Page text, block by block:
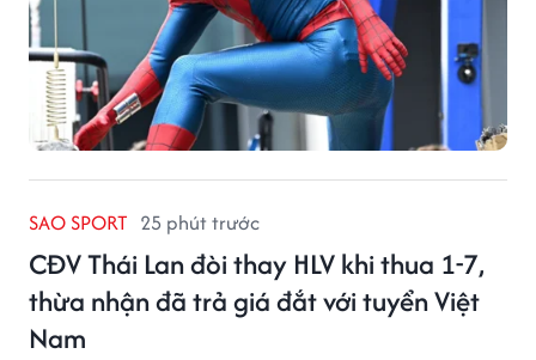
SAO SPORT 25 phút trước
CĐV Thái Lan đòi thay HLV khi thua 1-7,
thừa nhận đã trả giá đắt với tuyển Việt
Nam